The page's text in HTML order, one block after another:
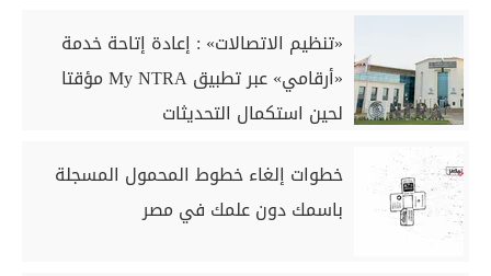
«تنظيم الاتصالات» : إعادة إتاحة خدمة
«أرقامي» عبر تطبيق My NTRA مؤقتا
لحين استكمال التحديثات
خطوات إلغاء خطوط المحمول المسجلة
باسمك دون علمك في مصر